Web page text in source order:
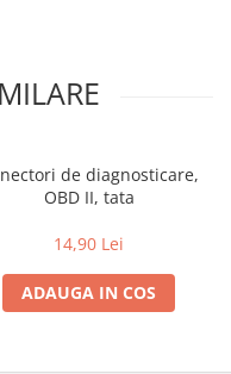
de diagnosticare,
OBD II, tata
14,90 Lei
ADAUGA IN COS